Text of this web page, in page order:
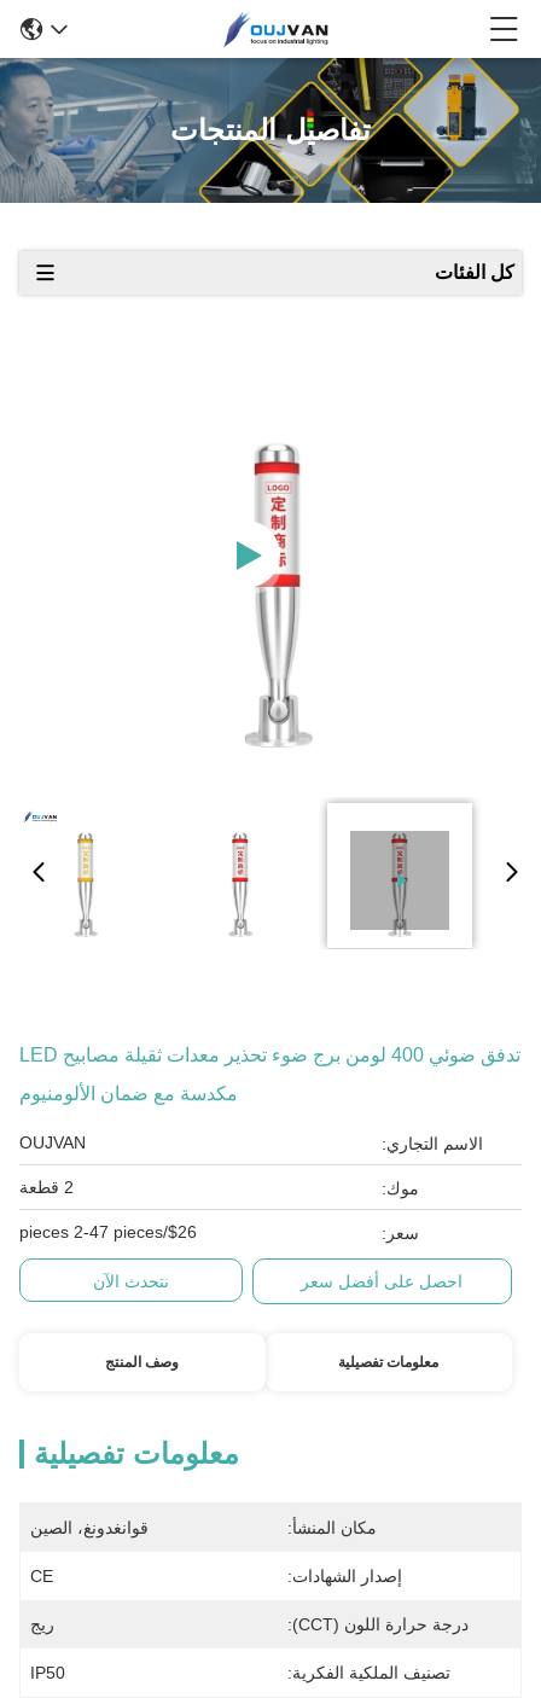
تفاصيل المنتجات
كل الفئات
تدفق ضوئي 400 لومن برج ضوء تحذير معدات ثقيلة مصابيح LED
مكدسة مع ضمان الألومنيوم
الاسم التجاري: OUJVAN
موك: 2 قطعة
سعر: $26/pieces 2-47 pieces
احصل على أفضل سعر نتحدث الآن
معلومات تفصيلية وصف المنتج
معلومات تفصيلية
مكان المنشأ: قوانغدونغ، الصين
إصدار الشهادات: CE
درجة حرارة اللون (CCT): ريج
تصنيف الملكية الفكرية: IP50